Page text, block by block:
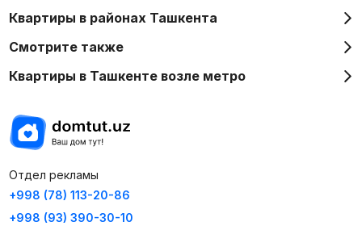
Квартиры в районах Ташкента
Смотрите также
Квартиры в Ташкенте возле метро
Отдел рекламы
+998 (78) 113-20-86
+998 (93) 390-30-10